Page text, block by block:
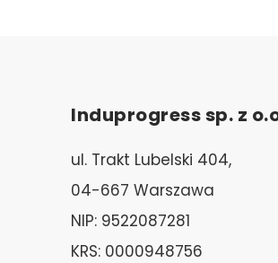
Induprogress sp. z
ul. Trakt Lubelski 404,
04-667 Warszawa
NIP: 9522087281
KRS: 0000948756